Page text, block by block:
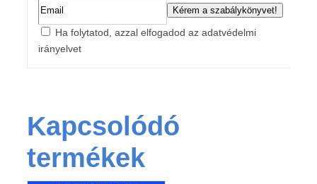
Ha folytatod, azzal elfogadod az adatvédelmi
irányelvet
Kapcsolódó
termékek